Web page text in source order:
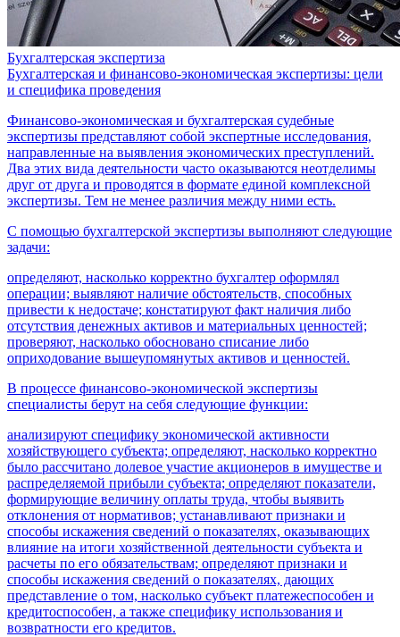
Бухгалтерская экспертиза
Бухгалтерская и финансово-экономическая экспертизы: цели
и специфика проведения
Финансово-экономическая и бухгалтерская судебные
экспертизы представляют собой экспертные исследования,
направленные на выявления экономических преступлений.
Два этих вида деятельности часто оказываются неотделимы
друг от друга и проводятся в формате единой комплексной
экспертизы. Тем не менее различия между ними есть.
С помощью бухгалтерской экспертизы выполняют следующие
задачи:
определяют, насколько корректно бухгалтер оформлял
операции; выявляют наличие обстоятельств, способных
привести к недостаче; констатируют факт наличия либо
отсутствия денежных активов и материальных ценностей;
проверяют, насколько обосновано списание либо
оприходование вышеупомянутых активов и ценностей.
В процессе финансово-экономической экспертизы
специалисты берут на себя следующие функции:
анализируют специфику экономической активности
хозяйствующего субъекта; определяют, насколько корректно
было рассчитано долевое участие акционеров в имуществе и
распределяемой прибыли субъекта; определяют показатели,
формирующие величину оплаты труда, чтобы выявить
отклонения от нормативов; устанавливают признаки и
способы искажения сведений о показателях, оказывающих
влияние на итоги хозяйственной деятельности субъекта и
расчеты по его обязательствам; определяют признаки и
способы искажения сведений о показателях, дающих
представление о том, насколько субъект платежеспособен и
кредитоспособен, а также специфику использования и
возвратности его кредитов.